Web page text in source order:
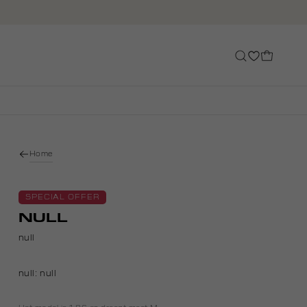
Home
SPECIAL OFFER
NULL
null
null: null